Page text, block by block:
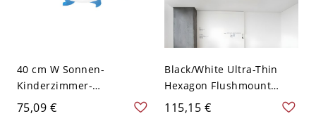
40 cm W Sonnen-
Kinderzimmer-
Deckenleuchte Acryl LED
Deckenleuchte in Blau,
75,09 €
Black/White Ultra-Thin
Hexagon Flushmount
Macaroon 12"/16"/19.5"
Wide LED Metal Ceiling
115,15 €